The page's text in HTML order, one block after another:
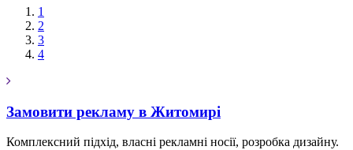
1
2
3
4
Замовити рекламу в Житомирі
Комплексний підхід, власні рекламні носії, розробка дизайну.